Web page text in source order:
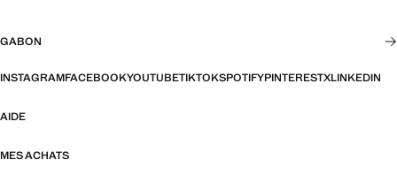
GABON
INSTAGRAMFACEBOOKYOUTUBETIKTOKSPOTIFYPINTERESTXLINKEDIN
AIDE
MES ACHATS